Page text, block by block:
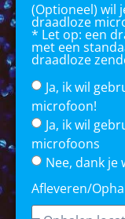
(Optioneel) wil
draadloze
* Let op: een
met een
draadloze
Ja, ik wil
microfoon!
Ja, ik wil
microfoons
Nee, dank je
Afleveren/